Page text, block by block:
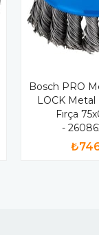
Bosch PRO
LOCK Metal
Fırça
-